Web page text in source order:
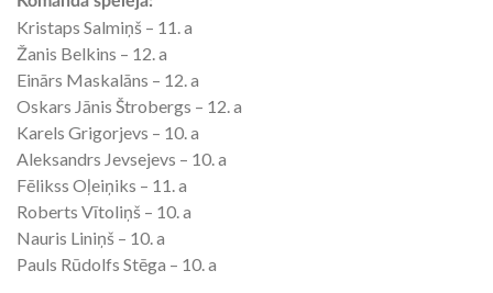
Kristaps Salmiņš – 11. a
Žanis Belkins – 12. a
Einārs Maskalāns – 12. a
Oskars Jānis Štrobergs – 12. a
Karels Grigorjevs – 10. a
Aleksandrs Jevsejevs – 10. a
Fēlikss Oļeiņiks – 11. a
Roberts Vītoliņš – 10. a
Nauris Liniņš – 10. a
Pauls Rūdolfs Stēga – 10. a